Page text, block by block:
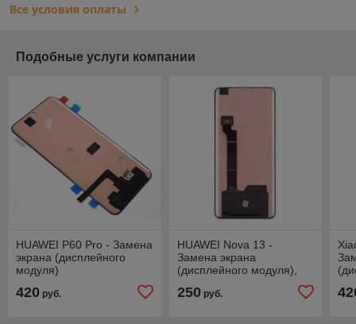
Все условия оплаты
Подобные услуги компании
HUAWEI P60 Pro - Замена
экрана (дисплейного
модуля)
420 руб.
HUAWEI Nova 13 -
Замена экрана
(дисплейного модуля),
250руб.